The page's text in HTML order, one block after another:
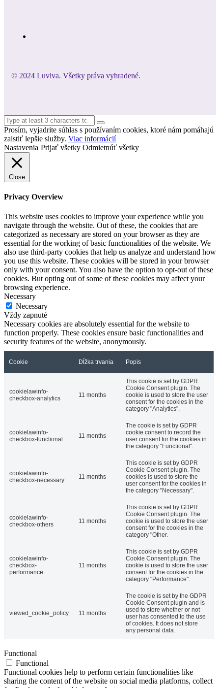
© 2024 Luviva. Všetky práva vyhradené.
Prosím, vyjadrite súhlas s používaním cookies, ktoré nám pomáhajú
zaistiť lepšie služby. Viac informácií
Nastavenia Prijať všetky Odmietnúť všetky
Close
Privacy Overview
This website uses cookies to improve your experience while you
navigate through the website. Out of these, the cookies that are
categorized as necessary are stored on your browser as they are
essential for the working of basic functionalities of the website. We
also use third-party cookies that help us analyze and understand how
you use this website. These cookies will be stored in your browser
only with your consent. You also have the option to opt-out of these
cookies. But opting out of some of these cookies may affect your
browsing experience.
Necessary
Necessary
Vždy zapnuté
Necessary cookies are absolutely essential for the website to
function properly. These cookies ensure basic functionalities and
security features of the website, anonymously.
Cookie Dĺžka trvania Popis
cookielawinfo-
checkbox-analytics
11 months
This cookie is set by GDPR
Cookie Consent plugin. The
cookie is used to store the user
consent for the cookies in the
category "Analytics".
cookielawinfo-
checkbox-functional
11 months
The cookie is set by GDPR
cookie consent to record the
user consent for the cookies in
the category "Functional".
cookielawinfo-
checkbox-necessary
11 months
This cookie is set by GDPR
Cookie Consent plugin. The
cookies is used to store the
user consent for the cookies in
the category "Necessary".
cookielawinfo-
checkbox-others
11 months
This cookie is set by GDPR
Cookie Consent plugin. The
cookie is used to store the user
consent for the cookies in the
category "Other.
cookielawinfo-
checkbox-
performance
11 months
This cookie is set by GDPR
Cookie Consent plugin. The
cookie is used to store the user
consent for the cookies in the
category "Performance".
viewed_cookie_policy 11 months
The cookie is set by the GDPR
Cookie Consent plugin and is
used to store whether or not
user has consented to the use
of cookies. It does not store
any personal data.
Functional
Functional
Functional cookies help to perform certain functionalities like
sharing the content of the website on social media platforms, collect